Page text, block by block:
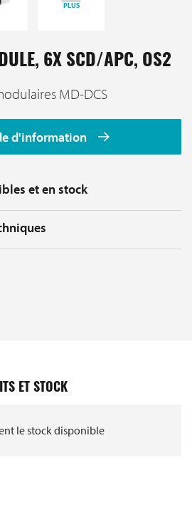
PLUS
6X SCD/APC, OS2
MD-DCS
d'information
et en stock
ET STOCK
le stock disponible